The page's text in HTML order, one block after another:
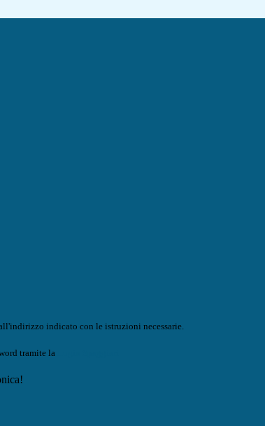
indicato con le istruzioni necessarie.
tramite la